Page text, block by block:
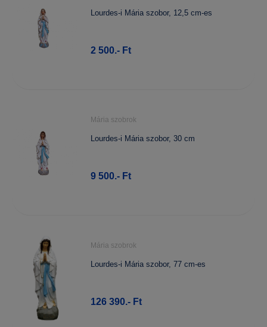
Lourdes-i Mária szobor, 12,5 cm-es
2 500.- Ft
Mária szobrok
Lourdes-i Mária szobor, 30 cm
9 500.- Ft
Mária szobrok
Lourdes-i Mária szobor, 77 cm-es
126 390.- Ft